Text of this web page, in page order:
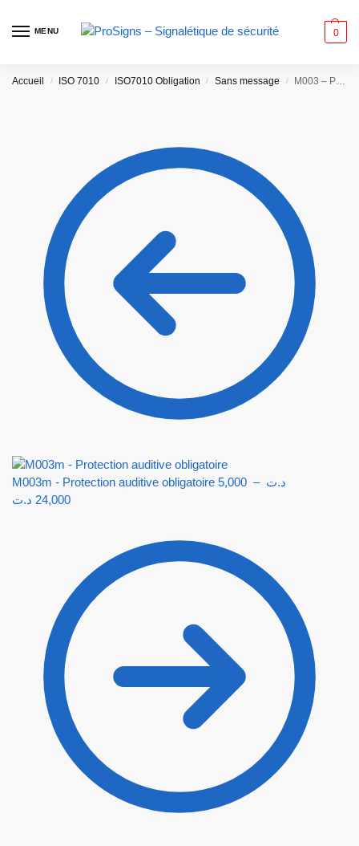
MENU 0
Accueil / ISO 7010 / ISO7010 Obligation / Sans message / M003 – Protection auditive obligatoire
M003m - Protection auditive obligatoire 5,000 د.ت –
24,000 د.ت